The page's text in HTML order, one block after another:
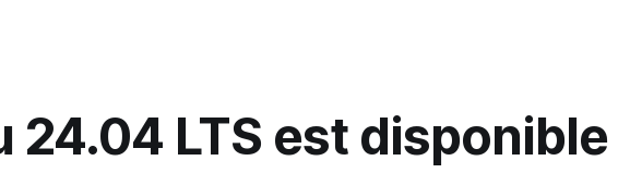
24.04 LTS est disponible